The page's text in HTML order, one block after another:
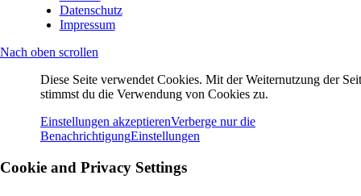
Datenschutz
Impressum
Nach oben scrollen
Diese Seite verwendet Cookies. Mit der Weiternutzung der
stimmst du die Verwendung von Cookies zu.
Einstellungen akzeptierenVerberge nur die
BenachrichtigungEinstellungen
Cookie and Privacy Settings